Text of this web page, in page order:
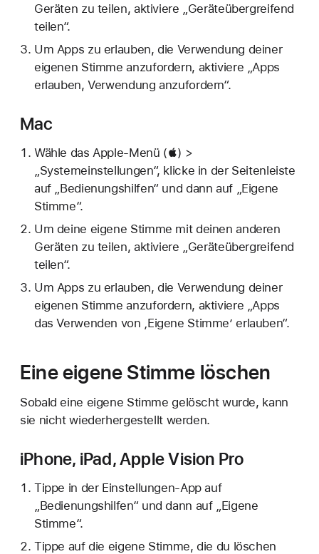
Geräten zu teilen, aktiviere „Geräteübergreifend
teilen“.
Um Apps zu erlauben, die Verwendung deiner
eigenen Stimme anzufordern, aktiviere „Apps
erlauben, Verwendung anzufordern“.
Mac
Wähle das Apple-Menü () >
„Systemeinstellungen“, klicke in der Seitenleiste
auf „Bedienungshilfen“ und dann auf „Eigene
Stimme“.
Um deine eigene Stimme mit deinen anderen
Geräten zu teilen, aktiviere „Geräteübergreifend
teilen“.
Um Apps zu erlauben, die Verwendung deiner
eigenen Stimme anzufordern, aktiviere „Apps
das Verwenden von ‚Eigene Stimme’ erlauben“.
Eine eigene Stimme löschen
Sobald eine eigene Stimme gelöscht wurde, kann
sie nicht wiederhergestellt werden.
iPhone, iPad, Apple Vision Pro
Tippe in der Einstellungen-App auf
„Bedienungshilfen“ und dann auf „Eigene
Stimme“.
Tippe auf die eigene Stimme, die du löschen